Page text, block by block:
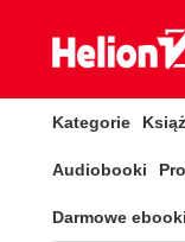
Kategorie
Audiobooki
Darmowe ebooki